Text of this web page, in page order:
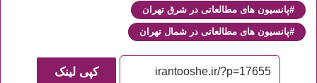
پانسیون های مطالعاتی در شرق تهران
پانسیون های مطالعاتی در شمال تهران
کپی لینک